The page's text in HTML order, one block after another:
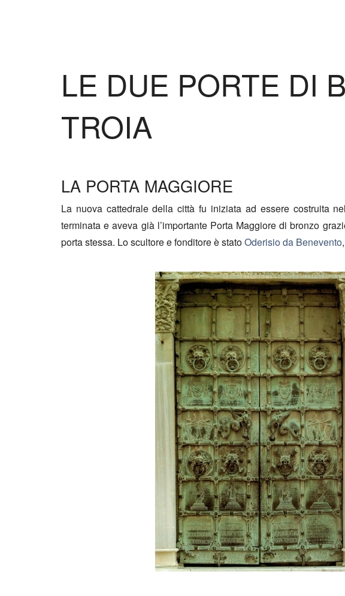
LE DUE PORTE DI
TROIA
LA PORTA MAGGIORE
La nuova cattedrale della città fu iniziata ad essere costruita
terminata e aveva già l’importante Porta Maggiore di bronzo
porta stessa. Lo scultore e fonditore è statoOderisio da Benevento